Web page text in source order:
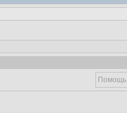
Помощь